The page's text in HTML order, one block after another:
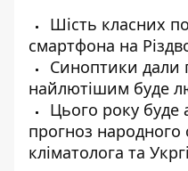
Шість класних
смартфона на
Синоптики дали
найлютішим буде
Цього року буде
прогноз народного
кліматолога та